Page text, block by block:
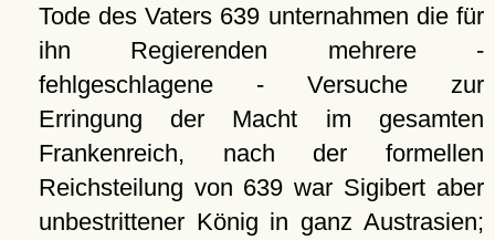
Tode des Vaters 639 unternahmen die für
ihn Regierenden mehrere -
fehlgeschlagene - Versuche zur
Erringung der Macht im gesamten
Frankenreich, nach der formellen
Reichsteilung von 639 war Sigibert aber
unbestrittener König in ganz Austrasien;